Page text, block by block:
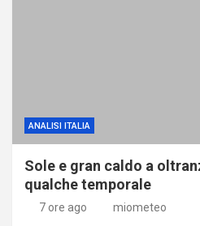
ANALISI ITALIA
Sole e gran caldo a
qualche temporale
7 ore ago miometeo